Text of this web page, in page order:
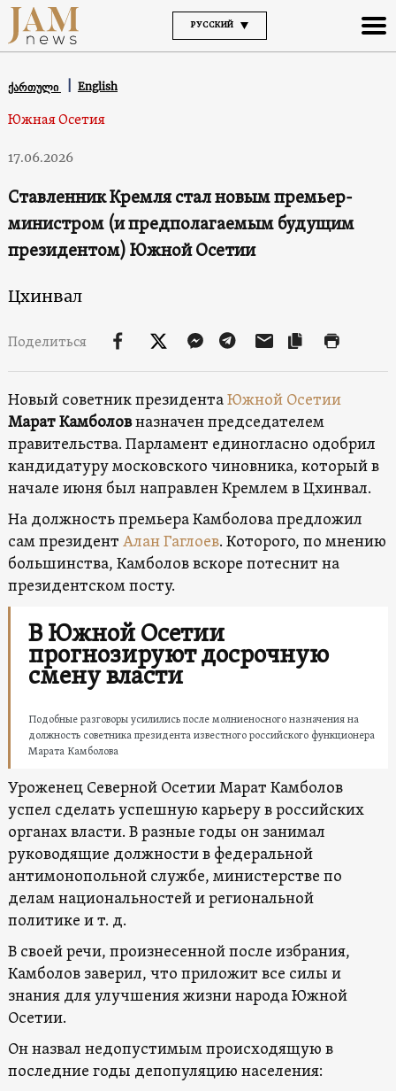
РУССКИЙ
ქართული English
Южная Осетия
17.06.2026
Ставленник Кремля стал новым премьер-
министром (и предполагаемым будущим
президентом) Южной Осетии
Цхинвал
Поделиться
Новый советник президентаЮжной Осетии
Марат Камболовназначен председателем
правительства. Парламент единогласно одобрил
кандидатуру московского чиновника, который в
начале июня был направлен Кремлем в Цхинвал.
На должность премьера Камболова предложил
сам президент Алан Гаглоев. Которого, по мнению
большинства, Камболов вскоре потеснит на
президентском посту.
В Южной Осетии
прогнозируют досрочную
смену власти
Подобные разговоры усилились после молниеносного назначения на
должность советника президента известного российского функционера
Марата Камболова
Уроженец Северной Осетии Марат Камболов
успел сделать успешную карьеру в российских
органах власти. В разные годы он занимал
руководящие должности в федеральной
антимонопольной службе, министерстве по
делам национальностей и региональной
политике и т. д.
В своей речи, произнесенной после избрания,
Камболов заверил, что приложит все силы и
знания для улучшения жизни народа Южной
Осетии.
Он назвал недопустимым происходящую в
последние годы депопуляцию населения: